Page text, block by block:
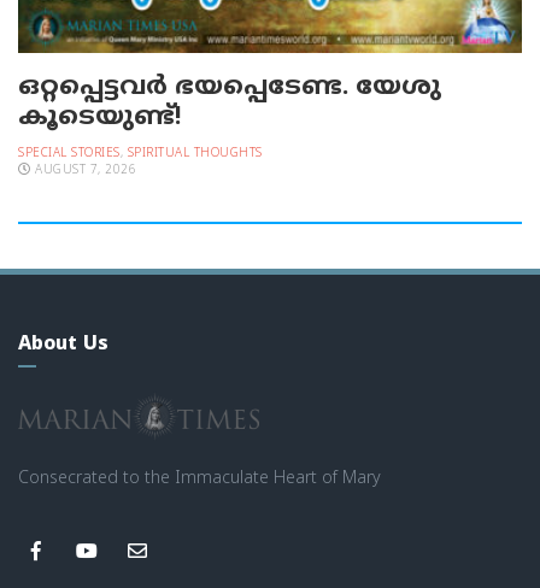
ഒറ്റപ്പെട്ടവര്‍ ഭയപ്പെടേണ്ട. യേശു
കൂടെയുണ്ട്!
SPECIAL STORIES, SPIRITUAL THOUGHTS
AUGUST 7, 2026
About Us
Consecrated to the Immaculate Heart of Mary